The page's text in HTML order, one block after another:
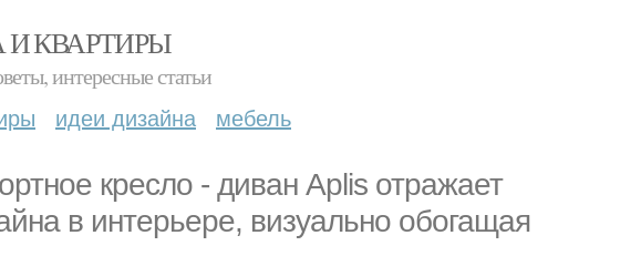
И КВАРТИРЫ
интересные статьи
идеи дизайна мебель
кресло - диван Aplis отражает
в интерьере, визуально обогащая